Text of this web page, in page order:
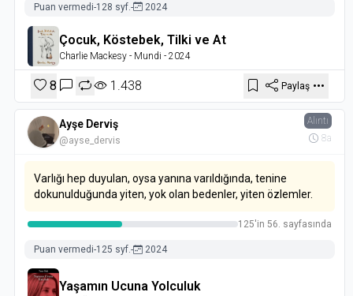
Puan vermedi-128 syf.- 2024
Çocuk, Köstebek, Tilki ve At
Charlie Mackesy - Mundi - 2024
8 1.438 Paylaş
Ayşe Derviş
@ayse_dervis
Alıntı
8a
Varlığı hep duyulan, oysa yanına varıldığında, tenine
dokunulduğunda yiten, yok olan bedenler, yiten özlemler.
125'in 56. sayfasında
Puan vermedi-125 syf.- 2024
Yaşamın Ucuna Yolculuk